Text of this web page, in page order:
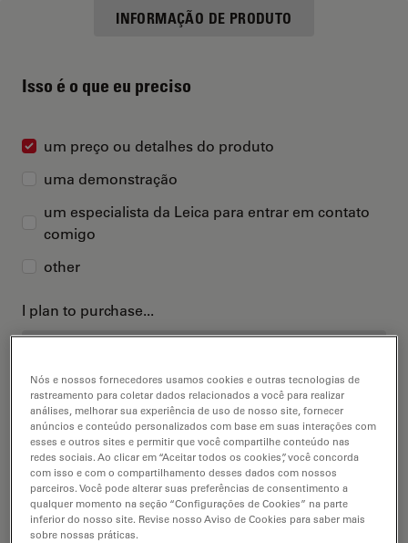
INFORMAÇÃO DE PRODUTO
Isso é o que eu preciso
um preço ou detalhes do produto
uma demonstração
um especialista da Leica para entrar em contato
comigo
other
I plan to purchase...
Este sou eu
Título acadêmico opcional
Nós e nossos fornecedores usamos cookies e outras tecnologias de
rastreamento para coletar dados relacionados a você para realizar
análises, melhorar sua experiência de uso de nosso site, fornecer
anúncios e conteúdo personalizados com base em suas interações com
esses e outros sites e permitir que você compartilhe conteúdo nas
redes sociais. Ao clicar em “Aceitar todos os cookies”, você concorda
com isso e com o compartilhamento desses dados com nossos
parceiros. Você pode alterar suas preferências de consentimento a
qualquer momento na seção “Configurações de Cookies” na parte
inferior do nosso site. Revise nosso Aviso de Cookies para saber mais
sobre nossas práticas.